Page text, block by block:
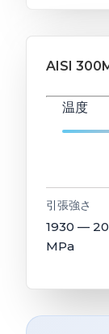
AISI
温度
引張強さ
1930 —
MPa